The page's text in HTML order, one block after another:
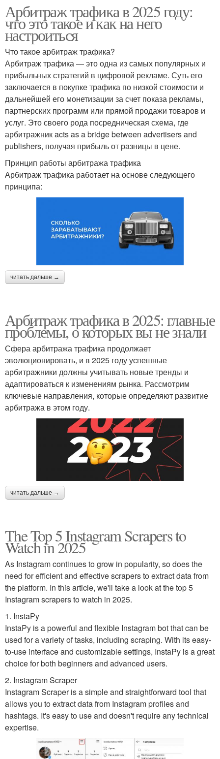
Арбитраж трафика в 2025 году:
что это такое и как на него
настроиться
Что такое арбитраж трафика?
Арбитраж трафика — это одна из самых популярных и
прибыльных стратегий в цифровой рекламе. Суть его
заключается в покупке трафика по низкой стоимости и
дальнейшей его монетизации за счет показа рекламы,
партнерских программ или прямой продажи товаров и
услуг. Это своего рода посредническая схема, где
арбитражник acts as a bridge between advertisers and
publishers, получая прибыль от разницы в цене.
Принцип работы арбитража трафика
Арбитраж трафика работает на основе следующего
принципа:
читать дальше →
Арбитраж трафика в 2025: главные
проблемы, о которых вы не знали
Сфера арбитража трафика продолжает
эволюционировать, и в 2025 году успешные
арбитражники должны учитывать новые тренды и
адаптироваться к изменениям рынка. Рассмотрим
ключевые направления, которые определяют развитие
арбитража в этом году.
читать дальше →
The Top 5 Instagram Scrapers to
Watch in 2025
As Instagram continues to grow in popularity, so does the
need for efficient and effective scrapers to extract data from
the platform. In this article, we'll take a look at the top 5
Instagram scrapers to watch in 2025.
1. InstaPy
InstaPy is a powerful and flexible Instagram bot that can be
used for a variety of tasks, including scraping. With its easy-
to-use interface and customizable settings, InstaPy is a great
choice for both beginners and advanced users.
2. Instagram Scraper
Instagram Scraper is a simple and straightforward tool that
allows you to extract data from Instagram profiles and
hashtags. It's easy to use and doesn't require any technical
expertise.